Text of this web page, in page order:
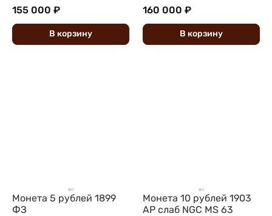
155 000 ₽
В корзину
160 000 ₽
В корзину
Монета 5 рублей 1899
ФЗ
Монета 10 рублей 1903
АР слаб NGC MS 63